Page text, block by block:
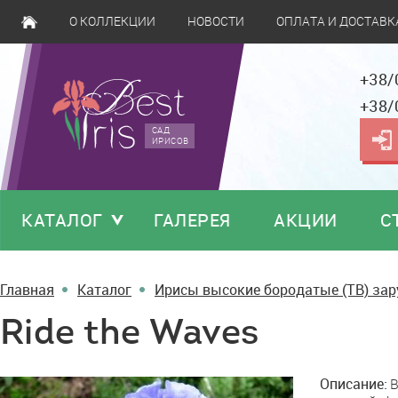
О КОЛЛЕКЦИИ НОВОСТИ ОПЛАТА И
САД
ИРИСОВ
КАТАЛОГ ГАЛЕРЕЯ АКЦИИ
Главная Каталог Ирисы высокие бородатые (TB)
Ride the Waves
Ride
Описание: